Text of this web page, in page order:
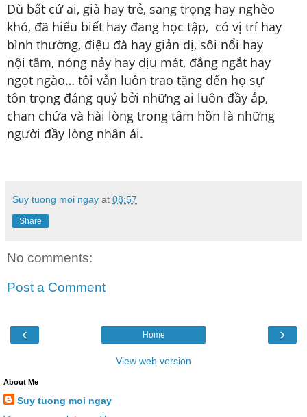
Dù bất cứ ai, già hay trẻ, sang trọng hay nghèo
khó, đã hiểu biết hay đang học tập, có vị trí hay
bình thường, điệu đà hay giản dị, sôi nổi hay
nội tâm, nóng nảy hay dịu mát, đắng ngắt hay
ngọt ngào… tôi vẫn luôn trao tặng đến họ sự
tôn trọng đáng quý bởi những ai luôn đầy ắp,
chan chứa và hài lòng trong tâm hồn là những
người đầy lòng nhân ái.
Suy tuong moi ngay at 08:57
Share
No comments:
Post a Comment
‹ ›
Home
View web version
About Me
Suy tuong moi ngay